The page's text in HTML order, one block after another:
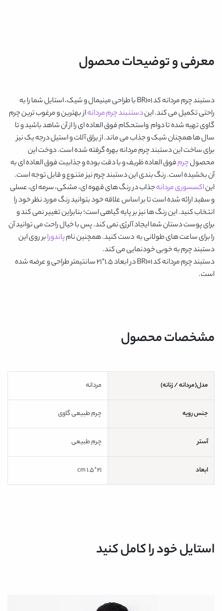
معرفی و توضیحات محصول
دستبند چرم مردانه کد BR101
با طراحی مینیمال و شیک، استایل شما را به
راحتی تکمیل می کند. ایندستنبند چرم مردانهاز بهترین و مرغوب ترین چرم
گاوی تهیه شده تا دوام واستحکام فوق العاده ای را از آن شاهد باشید و تا
سال ها همچنان شیک و جذاب می ماند. از یراق آلات و استیل درجه یک نیز
برای ساخت این دستبند چرم مردانه بهره گرفته شده است. دوخت این
محصولچرمفوق العاده ظریف و با دقت بوده و جذابیت فوق العاده ای به
آن بخشیده است. رنگ بندی این دستبند چرم نیز متنوع و قابل توجه است.
ایناکسسوری مردانهجذاب در رنگ های قهوه ای، مشکی، سرمه ای، عسلی
و سفید ارائه شده است تا بر اساس علاقه خود بتوانید رنگ مورد نظر خود را
انتخاب کنید. این رنگ ها نیز بر پایه گیاهی است؛ بنابراین تغییر نمی کند و
برای پوست دستان شما ایجاد آلرژی نمی کند. پس با خیال راحت می توانید آن
را برای ساعت های طولانی به دست کنید. همچنین نامپاندورابر روی این
دستبند چرم به خوبی خودنمایی می کند.
دستبند چرم مردانه کد BR101
در ابعاد 1.5*21 سانتیمتر طراحی و عرضه شده
است.
مشخصات محصول
مدل(مردانه / زنانه) مردانه
جنس رویه چرم طبیعی گاوی
آستر چرم طبیعی
ابعاد
استایل خود را کامل کنید